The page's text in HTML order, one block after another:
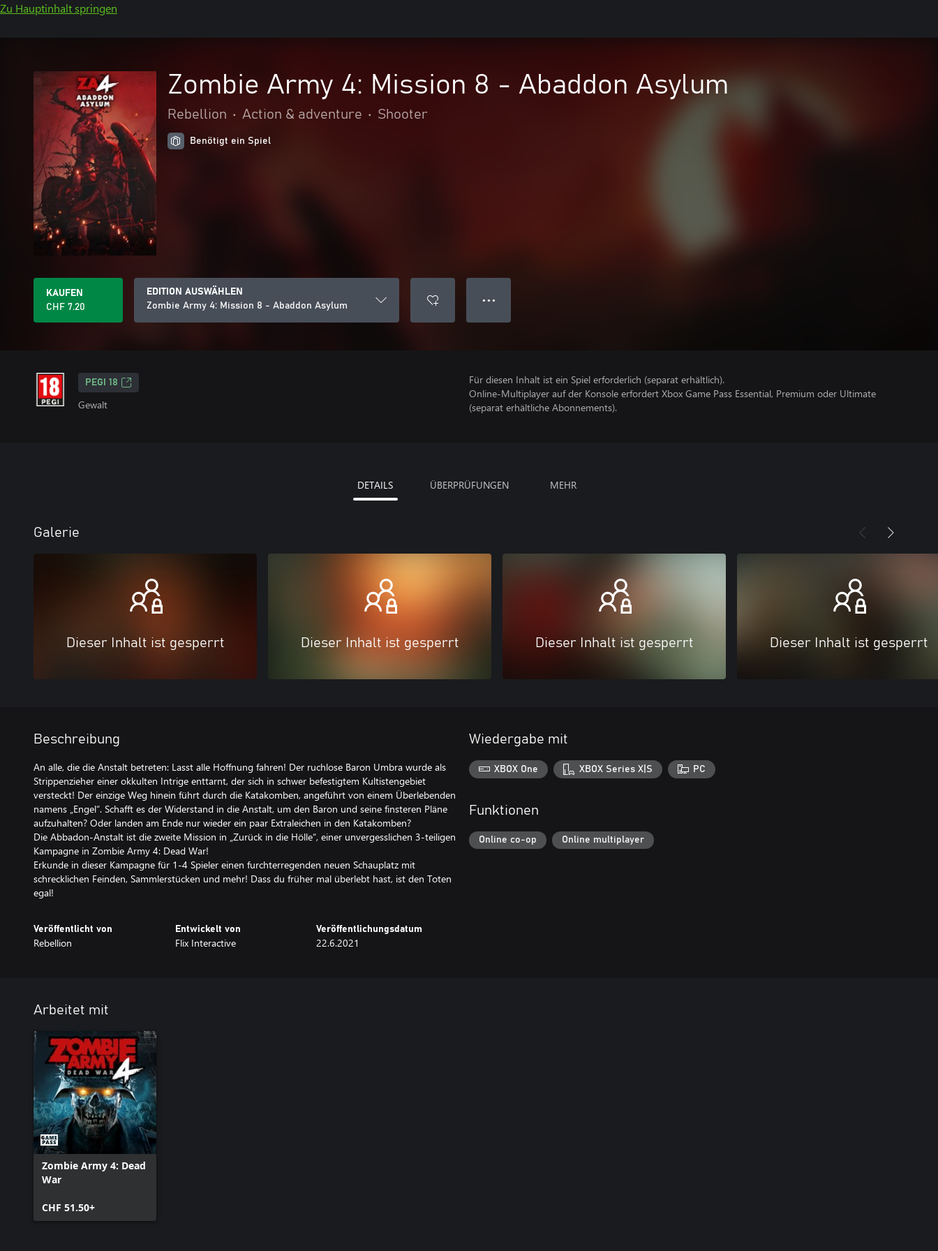
Zu Hauptinhalt springen
Zombie Army 4: Mission 8 - Abaddon Asylum
Rebellion • Action & adventure • Shooter
Benötigt ein Spiel
KAUFEN
CHF 7.20
EDITION AUSWÄHLEN
Zombie Army 4: Mission 8 - Abaddon Asylum
● ● ●
PEGI 18
Gewalt
Für diesen Inhalt ist ein Spiel erforderlich (separat erhältlich).
Online-Multiplayer auf der Konsole erfordert Xbox Game Pass Essential, Premium oder Ultimate
(separat erhältliche Abonnements).
DETAILS ÜBERPRÜFUNGEN MEHR
Galerie
Dieser Inhalt ist gesperrt Dieser Inhalt ist gesperrt Dieser Inhalt ist gesperrt Dieser Inhalt ist gesperrt
Beschreibung
An alle, die die Anstalt betreten: Lasst alle Hoffnung fahren! Der ruchlose Baron Umbra wurde als
Strippenzieher einer okkulten Intrige enttarnt, der sich in schwer befestigtem Kultistengebiet
versteckt! Der einzige Weg hinein führt durch die Katakomben, angeführt von einem Überlebenden
namens „Engel“. Schafft es der Widerstand in die Anstalt, um den Baron und seine finsteren Pläne
aufzuhalten? Oder landen am Ende nur wieder ein paar Extraleichen in den Katakomben?
Die Abbadon-Anstalt ist die zweite Mission in „Zurück in die Hölle“, einer unvergesslichen 3-teiligen
Kampagne in Zombie Army 4: Dead War!
Erkunde in dieser Kampagne für 1-4 Spieler einen furchterregenden neuen Schauplatz mit
schrecklichen Feinden, Sammlerstücken und mehr! Dass du früher mal überlebt hast, ist den Toten
egal!
Veröffentlicht von
Rebellion
Entwickelt von
Flix Interactive
Veröffentlichungsdatum
22.6.2021
Wiedergabe mit
XBOX One XBOX Series X|S PC
Funktionen
Online co-op Online multiplayer
Arbeitet mit
Zombie Army 4: Dead
War
CHF 51.50+